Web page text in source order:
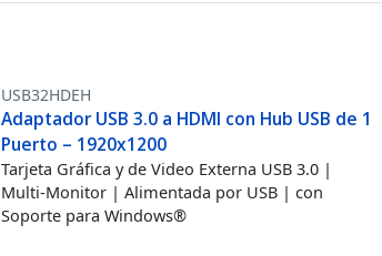
USB32HDEH
Adaptador USB 3.0 a HDMI con Hub USB de 1
Puerto – 1920x1200
Tarjeta Gráfica y de Video Externa USB 3.0 |
Multi-Monitor | Alimentada por USB | con
Soporte para Windows®